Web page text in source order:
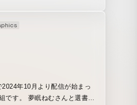
ー「アニ工作」「アニカメ
したり、簡単な工作で驚きの
わかりやすい映像として伝え
ご覧ください。
年10月より配信が始まっ
です。 夢眠ねむさんと選書し